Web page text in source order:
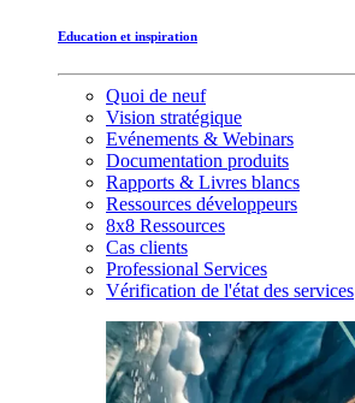
Education et inspiration
Quoi de neuf
Vision stratégique
Evénements & Webinars
Documentation produits
Rapports & Livres blancs
Ressources développeurs
8x8 Ressources
Cas clients
Professional Services
Vérification de l'état des services